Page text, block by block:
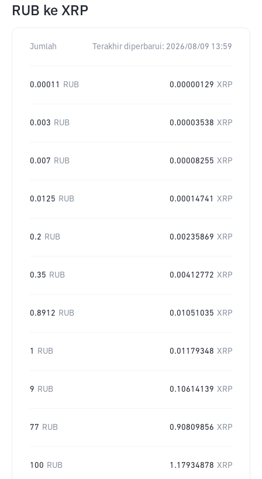
RUB ke XRP
Jumlah Terakhir diperbarui: 2026/08/09 13:59
0.00011 RUB 0.00000129 XRP
0.003 RUB 0.00003538 XRP
0.007 RUB 0.00008255 XRP
0.0125 RUB 0.00014741 XRP
0.2 RUB 0.00235869 XRP
0.35 RUB 0.00412772 XRP
0.8912 RUB 0.01051035 XRP
1 RUB 0.01179348 XRP
9 RUB 0.10614139 XRP
77 RUB 0.90809856 XRP
100 RUB 1.17934878 XRP